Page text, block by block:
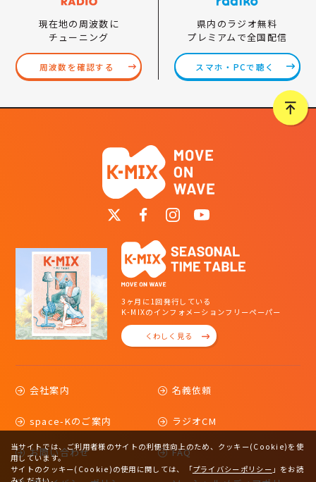
現在地の周波数に
チューニング
周波数を確認する
県内のラジオ無料
プレミアムで全国配信
スマホ・PCで聴く
3ヶ月に1回発行している
K-MIXのインフォメーションフリーペーパー
くわしく見る
会社案内 名義依頼
space-Kのご案内 ラジオCM
お問い合わせ FAQ
当サイトでは、ご利用者様のサイトの利便性向上のため、クッキー(Cookie)を使
用しています。
サイトのクッキー(Cookie)の使用に関しては、
「プライバシーポリシー 」をお読